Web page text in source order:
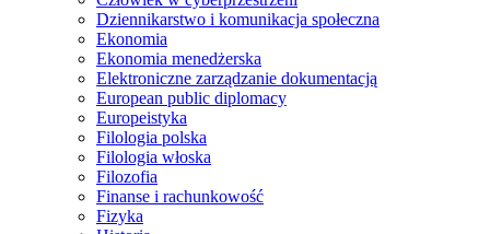
Dziennikarstwo i komunikacja społeczna
Ekonomia
Ekonomia menedżerska
Elektroniczne zarządzanie dokumentacją
European public diplomacy
Europeistyka
Filologia polska
Filologia włoska
Filozofia
Finanse i rachunkowość
Fizyka